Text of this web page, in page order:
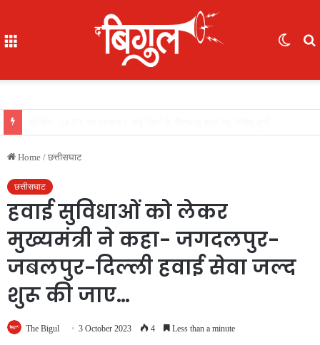
Home / छत्तीसघाट
छत्तीसघाट
हवाई सुविधाओं को लेकर
मुख्यमंत्री ने कहा- जगदलपुर-
जबलपुर-दिल्ली हवाई सेवा जल्द
शुरू की जाए…
The Bigul 3 October 2023 4 Less than a minute